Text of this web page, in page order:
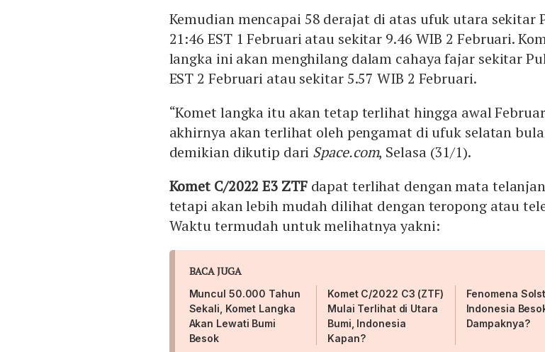
Kemudian mencapai 58 derajat di atas ufuk utara sekitar
21:46 EST 1 Februari atau sekitar 9.46 WIB 2 Februari.
langka ini akan menghilang dalam cahaya fajar sekitar
EST 2 Februari atau sekitar 5.57 WIB 2 Februari.
“Komet langka itu akan tetap terlihat hingga awal
akhirnya akan terlihat oleh pengamat di ufuk selatan
demikian dikutip dari Space.com, Selasa (31/1).
Komet C/2022 E3 ZTFdapat terlihat dengan mata
tetapi akan lebih mudah dilihat dengan teropong atau
Waktu termudah untuk melihatnya yakni:
BACA JUGA
Muncul 50.000 Tahun
Sekali, Komet Langka
Akan Lewati Bumi
Besok
Komet C/2022 C3 (ZTF)
Mulai Terlihat di Utara
Bumi, Indonesia
Kapan?
Fenomena
Indonesia
Dampaknya?